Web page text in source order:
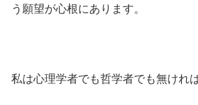
う願望が心根にあります。
私は心理学者でも哲学者でも無けれ